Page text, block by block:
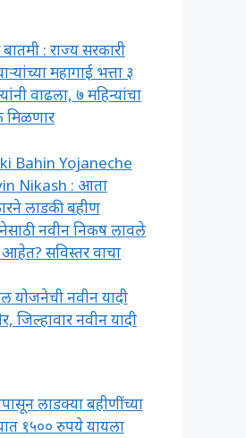
बातमी : राज्य सरकारी
महागाई भत्ता ३
वाढला, ७ महिन्यांचा
Bahin Yojaneche
Nikash : आता
लाडकी बहीण
नवीन निकष लावले
सविस्तर वाचा
योजनेची नवीन यादी
जिल्हावार नवीन यादी
लाडक्या बहीणींच्या
१५०० रुपये यायला